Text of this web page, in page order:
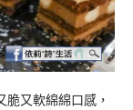
又軟綿綿口感，